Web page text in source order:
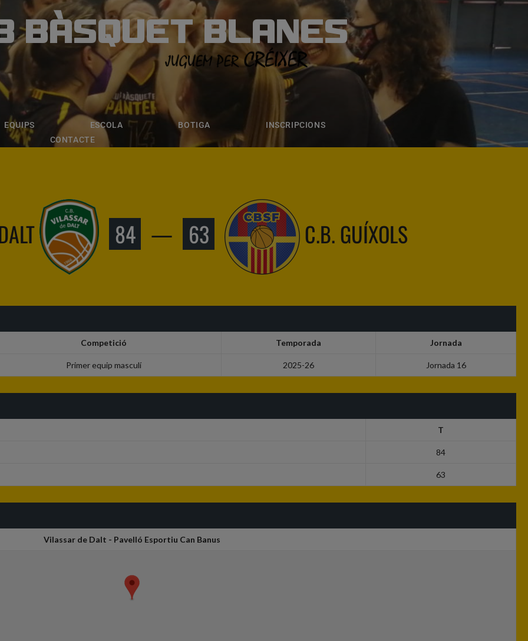
BÀSQUET BLANES
EQUIPS ESCOLA BOTIGA
INSCRIPCIONS
CONTACTE
BLANES
ESCOLA BOTIGA INSCRIPCIONS
84 — 63 C.B. GUÍXOLS
Competició Temporada Jornada
Primer equip masculí 2025-26 Jornada 16
T
84
63
Vilassar de Dalt - Pavelló Esportiu Can Banus